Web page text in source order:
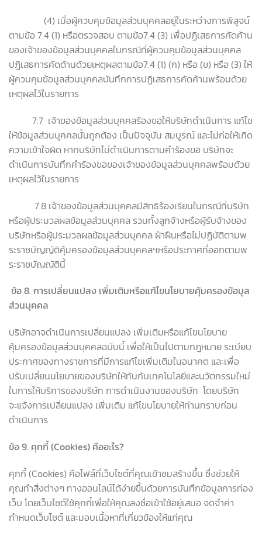
(4) เมื่อผู้ควบคุมข้อมูลส่วนบุคคลอยู่ในระหว่างการพิสูจน์
ตามข้อ 7.4 (1) หรือตรวจสอบ ตามข้อ7.4 (3) เพื่อปฏิเสธการคัดค้าน
ของเจ้าของข้อมูลส่วนบุคคลในกรณีที่ผู้ควบคุมข้อมูลส่วนบุคคล
ปฏิเสธการคัดด้านด้วยเหตุผลตามข้อ7.4 (1) (ก) หรือ (ข) หรือ (3) ให้
ผู้ควบคุมข้อมูลส่วนบุคคลบันทึกการปฏิเสธการคัดค้านพร้อมด้วย
เหตุผลไว้ในรายการ
7.7 เจ้าของข้อมูลส่วนบุคคลร้องขอให้บริษัทดำเนินการ แก้ไข
ให้ข้อมูลส่วนบุคคลนั้นถูกต้อง เป็นปัจจุบัน สมบูรณ์ และไม่ก่อให้เกิด
ความเข้าใจผิด หากบริษัทไม่ดำเนินการตามคำร้องขอ บริษัทจะ
ดำเนินการบันทึกคำร้องขอของเจ้าของข้อมูลส่วนบุคคลพร้อมด้วย
เหตุผลไว้ในรายการ
7.8 เจ้าของข้อมูลส่วนบุคคลมีสิทธิร้องเรียนในกรณีที่บริษัท
หรือผู้ประมวลผลข้อมูลส่วนบุคคล รวมทั้งลูกจ้างหรือผู้รับจ้างของ
บริษัทหรือผู้ประมวลผลข้อมูลส่วนบุคคล ฝ่าฝืนหรือไม่ปฏิบัติตามพ
ระราชบัญญัติคุ้มครองข้อมูลส่วนบุคคลฯหรือประกาศที่ออกตามพ
ระราชบัญญัตินี้
ข้อ8. การเปลี่ยนแปลง เพิ่มเติมหรือแก้ไขนโยบายคุ้มครองข้อมูล
ส่วนบุคคล
บริษัทอาจดำเนินการเปลี่ยนแปลง เพิ่มเติมหรือแก้ไขนโยบาย
คุ้มครองข้อมูลส่วนบุคคลฉบับนี้ เพื่อให้เป็นไปตามกฎหมาย ระเบียบ
ประกาศของทางราชการที่มีการแก้ไขเพิ่มเติมในอนาคต และเพื่อ
ปรับเปลี่ยนนโยบายของบริษัทให้ทันกับเทคโนโลยีและนวัตกรรมใหม่
ในการให้บริการของบริษัท การดำเนินงานของบริษัท โดยบริษัท
จะแจ้งการเปลี่ยนแปลง เพิ่มเติม แก้ไขนโยบายให้ท่านทราบก่อน
ดำเนินการ
ข้อ9. คุกกี้ (Cookies) คืออะไร?
คุกกี้ (Cookies) คือไฟล์ที่เว็บไซต์ที่คุณเข้าชมสร้างขึ้น ซึ่งช่วยให้
คุณทำสิ่งต่างๆ ทางออนไลน์ได้ง่ายขึ้นด้วยการบันทึกข้อมูลการท่อง
เว็บ โดยเว็บไซต์ใช้คุกกี้เพื่อให้คุณลงชื่อเข้าใช้อยู่เสมอ จดจำค่า
กำหนดเว็บไซต์ และมอบเนื้อหาที่เกี่ยวข้องให้แก่คุณ